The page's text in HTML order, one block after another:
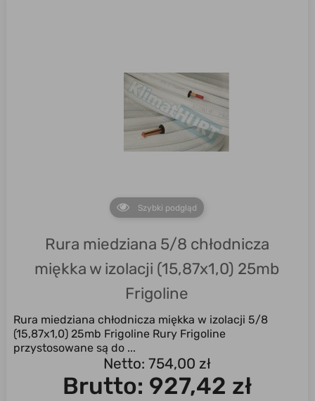
Szybki podgląd
Rura miedziana 5/8 chłodnicza
miękka w izolacji (15,87x1,0) 25mb
Frigoline
Rura miedziana chłodnicza miękka w izolacji 5/8
(15,87x1,0) 25mb Frigoline Rury Frigoline
przystosowane są do ...
Netto: 754,00 zł
Brutto: 927,42 zł